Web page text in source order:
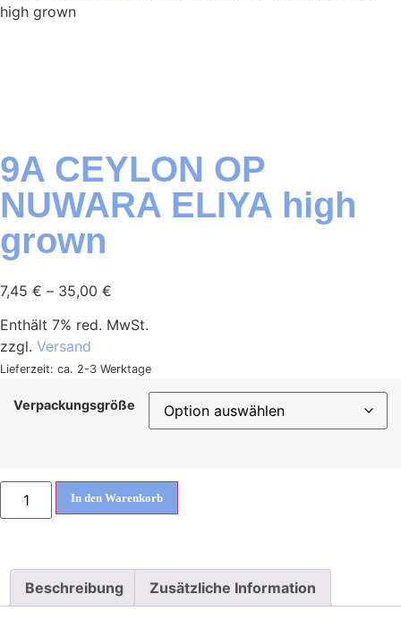
high grown
9A CEYLON OP
NUWARA ELIYA high
grown
7,45 € – 35,00 €
Enthält 7% red. MwSt.
zzgl. Versand
Lieferzeit: ca. 2-3 Werktage
Verpackungsgröße
In den Warenkorb
Beschreibung Zusätzliche Information